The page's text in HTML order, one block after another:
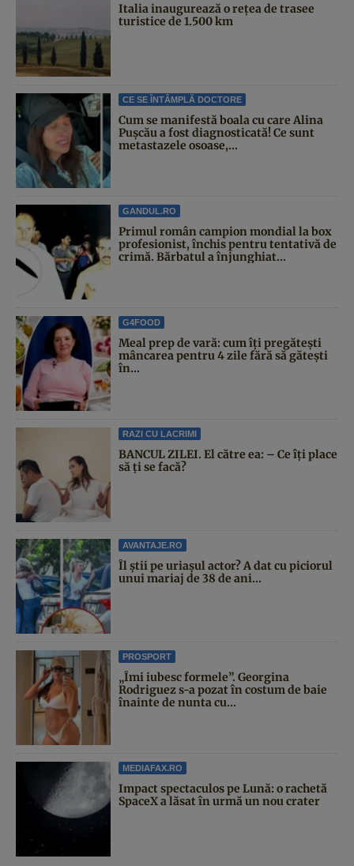
Italia inaugurează o rețea de trasee
turistice de 1.500 km
CE SE ÎNTÂMPLĂ DOCTORE
Cum se manifestă boala cu care Alina
Pușcău a fost diagnosticată! Ce sunt
metastazele osoase,...
GANDUL.RO
Primul român campion mondial la box
profesionist, închis pentru tentativă de
crimă. Bărbatul a înjunghiat...
G4FOOD
Meal prep de vară: cum îți pregătești
mâncarea pentru 4 zile fără să gătești
în...
RAZI CU LACRIMI
BANCUL ZILEI. El către ea: – Ce îți place
să ți se facă?
AVANTAJE.RO
Îl știi pe uriașul actor? A dat cu piciorul
unui mariaj de 38 de ani...
PROSPORT
„Îmi iubesc formele”. Georgina
Rodriguez s-a pozat în costum de baie
înainte de nunta cu...
MEDIAFAX.RO
Impact spectaculos pe Lună: o rachetă
SpaceX a lăsat în urmă un nou crater